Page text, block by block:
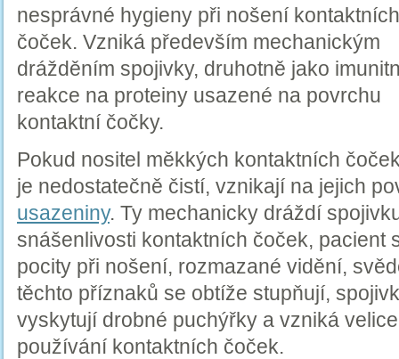
nesprávné hygieny při nošení kontaktních
čoček. Vzniká především mechanickým
drážděním spojivky, druhotně jako
reakce na proteiny usazené na povrchu
kontaktní čočky.
Pokud nositel měkkých kontaktních
je nedostatečně čistí, vznikají na jejich
usazeniny. Ty mechanicky dráždí
snášenlivosti kontaktních čoček, pacient
pocity při nošení, rozmazané vidění,
těchto příznaků se obtíže stupňují,
vyskytují drobné puchýřky a vzniká
používání kontaktních čoček.